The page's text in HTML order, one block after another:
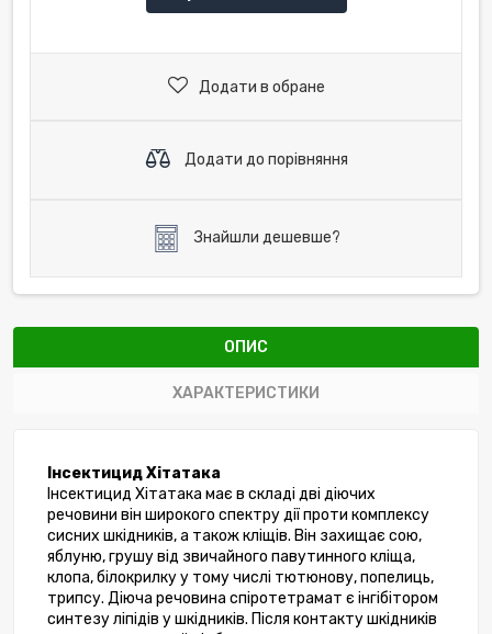
Додати в обране
Додати до порівняння
Знайшли дешевше?
ОПИС
ХАРАКТЕРИСТИКИ
Інсектицид Хітатака
Інсектицид Хітатака має в складі дві діючих
речовини він широкого спектру дії проти комплексу
сисних шкідників, а також кліщів. Він захищає сою,
яблуню, грушу від звичайного павутинного кліща,
клопа, білокрилку у тому числі тютюнову, попелиць,
трипсу. Діюча речовина спіротетрамат є інгібітором
синтезу ліпідів у шкідників. Після контакту шкідників